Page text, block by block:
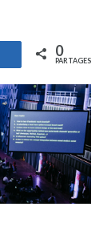
Partagez 0
PARTAGES